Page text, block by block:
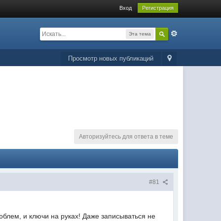
Вход Регистрация
Эта тема
Просмотр новых публикаций
Авторизуйтесь для ответа в теме
#81
и ключи на руках! Даже записываться не